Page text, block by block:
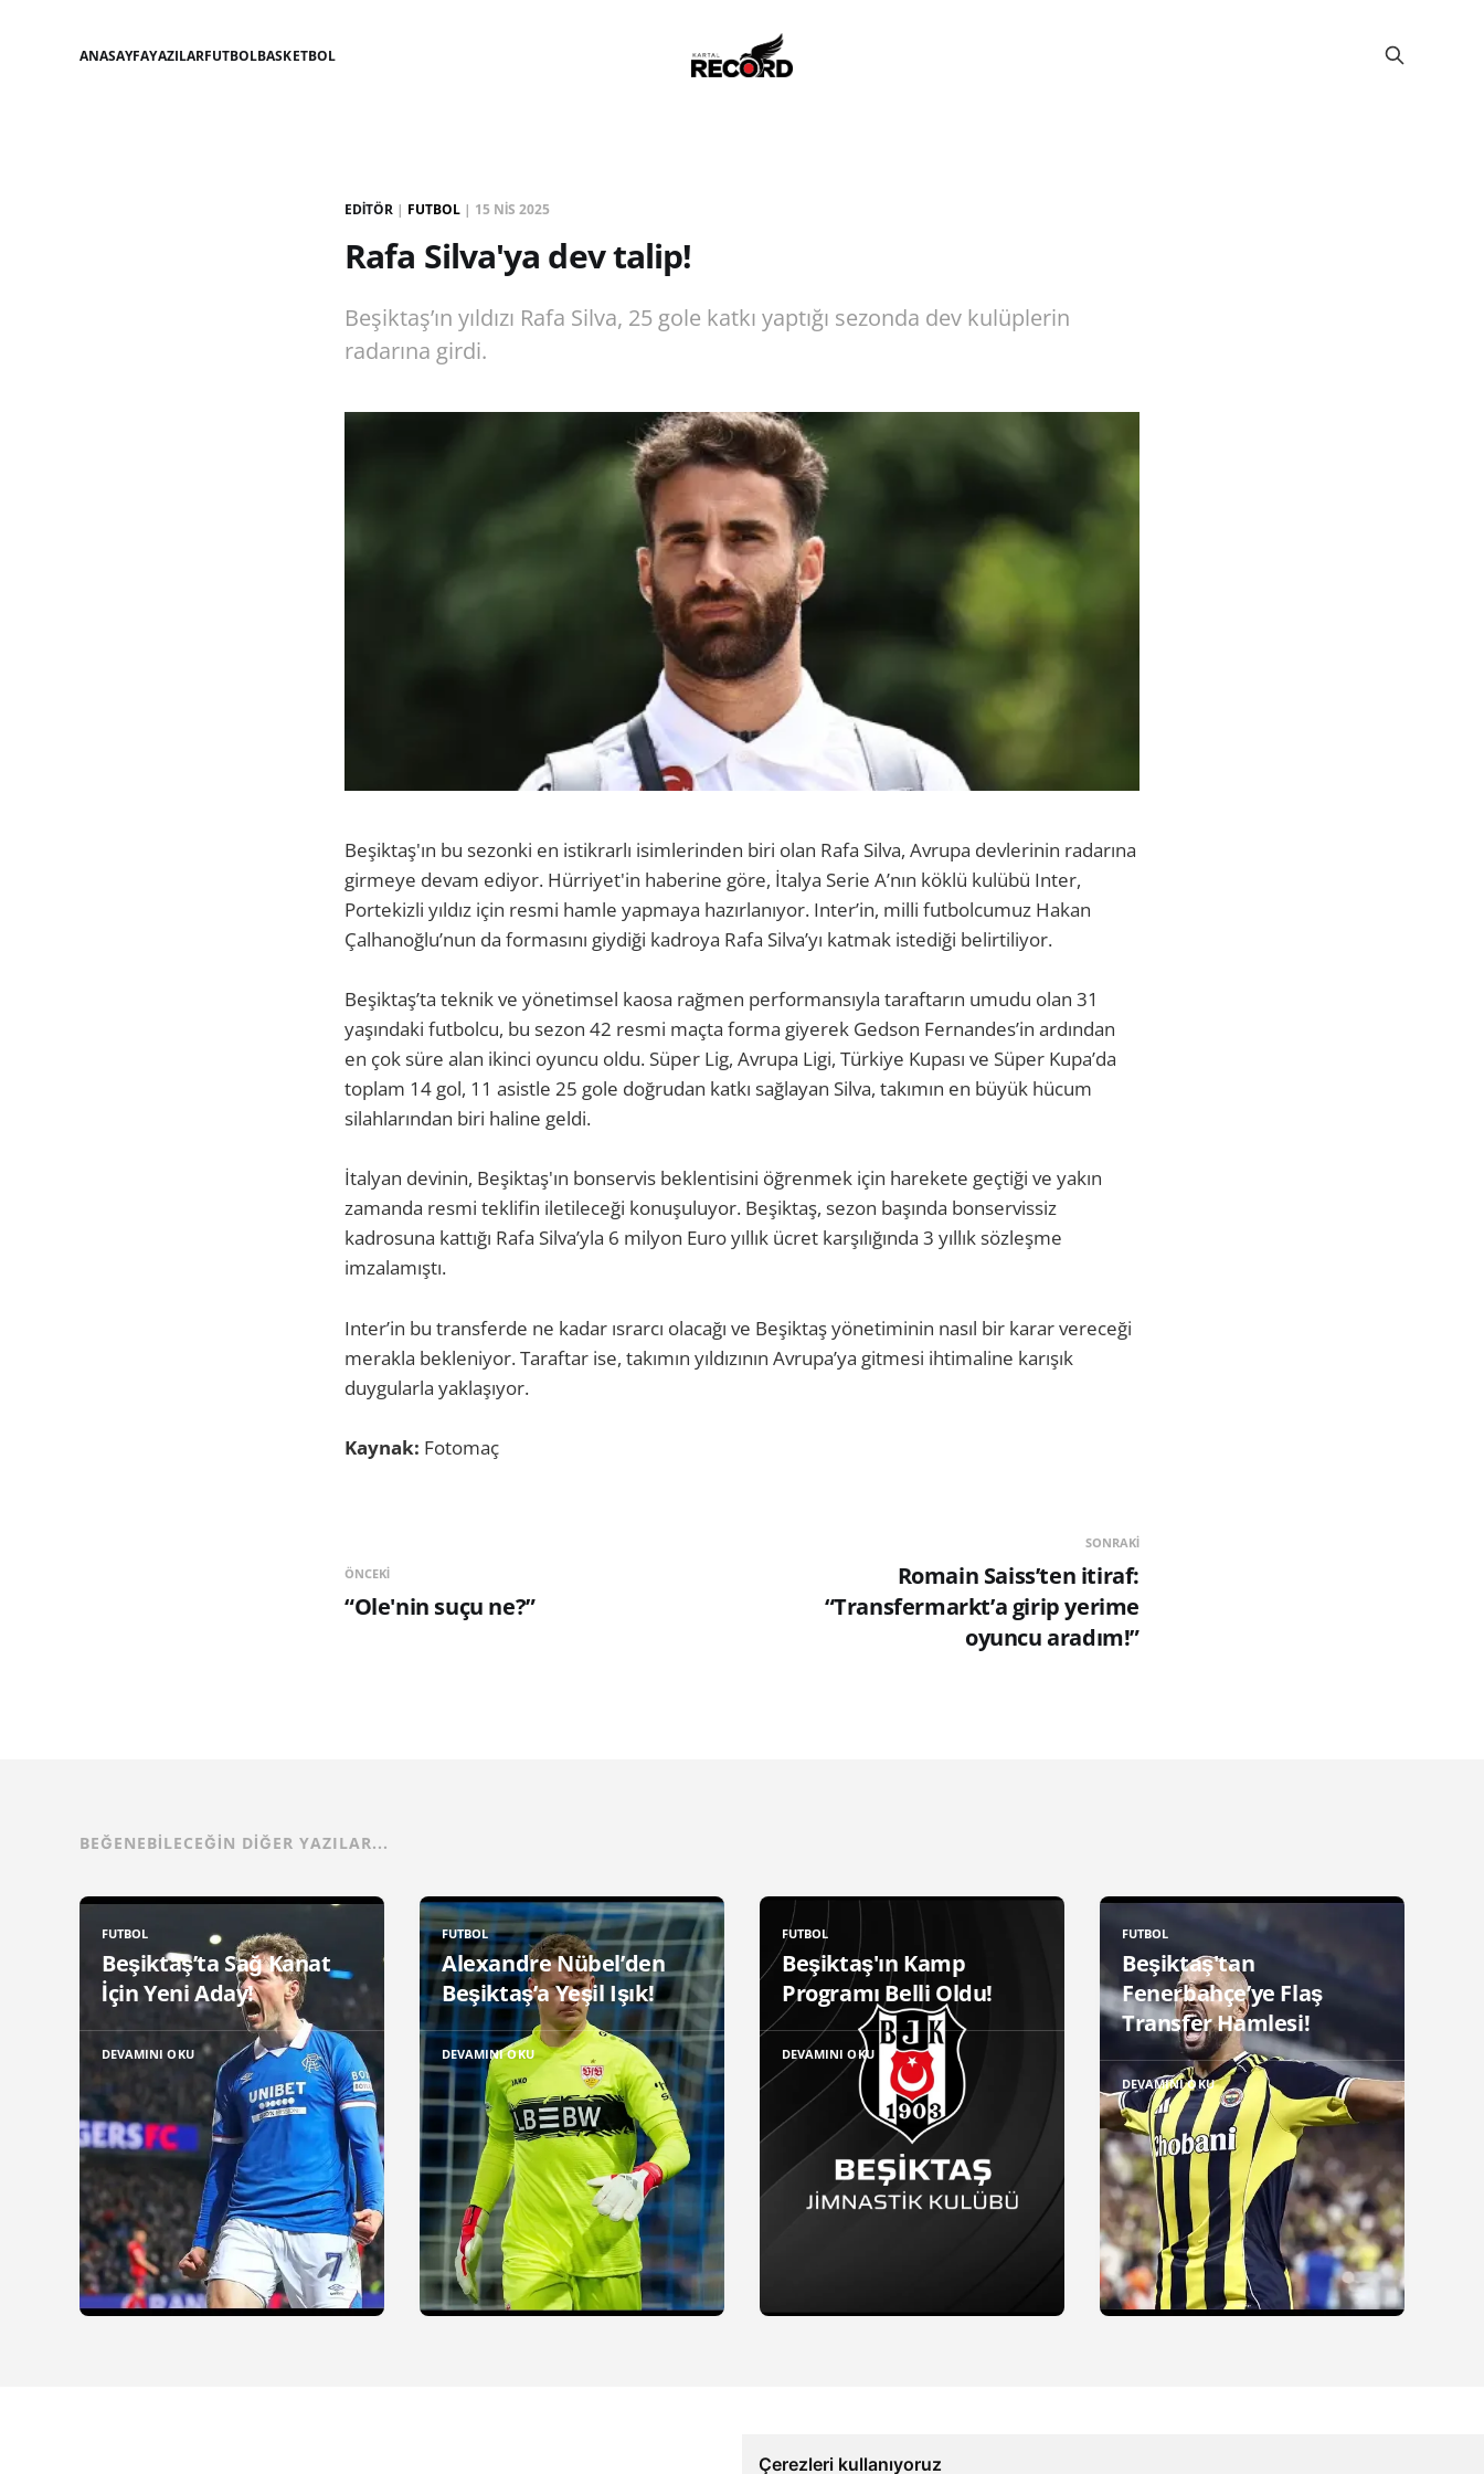
Çerezleri kullanıyoruz
ANASAYFAYAZILARFUTBOLBASKETBOL
EDITÖR | FUTBOL | 15 NIS 2025
Rafa Silva'ya dev talip!
Beşiktaş’ın yıldızı Rafa Silva, 25 gole katkı yaptığı sezonda dev kulüplerin
radarına girdi.
Beşiktaş'ın bu sezonki en istikrarlı isimlerinden biri olan Rafa Silva, Avrupa devlerinin radarına
girmeye devam ediyor. Hürriyet'in haberine göre, İtalya Serie A’nın köklü kulübü Inter,
Portekizli yıldız için resmi hamle yapmaya hazırlanıyor. Inter’in, milli futbolcumuz Hakan
Çalhanoğlu’nun da formasını giydiği kadroya Rafa Silva’yı katmak istediği belirtiliyor.
Beşiktaş’ta teknik ve yönetimsel kaosa rağmen performansıyla taraftarın umudu olan 31
yaşındaki futbolcu, bu sezon 42 resmi maçta forma giyerek Gedson Fernandes’in ardından
en çok süre alan ikinci oyuncu oldu. Süper Lig, Avrupa Ligi, Türkiye Kupası ve Süper Kupa’da
toplam 14 gol, 11 asistle 25 gole doğrudan katkı sağlayan Silva, takımın en büyük hücum
silahlarından biri haline geldi.
İtalyan devinin, Beşiktaş'ın bonservis beklentisini öğrenmek için harekete geçtiği ve yakın
zamanda resmi teklifin iletileceği konuşuluyor. Beşiktaş, sezon başında bonservissiz
kadrosuna kattığı Rafa Silva’yla 6 milyon Euro yıllık ücret karşılığında 3 yıllık sözleşme
imzalamıştı.
Inter’in bu transferde ne kadar ısrarcı olacağı ve Beşiktaş yönetiminin nasıl bir karar vereceği
merakla bekleniyor. Taraftar ise, takımın yıldızının Avrupa’ya gitmesi ihtimaline karışık
duygularla yaklaşıyor.
Kaynak: Fotomaç
ÖNCEKI
“Ole'nin suçu ne?”
SONRAKI
Romain Saiss’ten itiraf:
“Transfermarkt’a girip yerime
oyuncu aradım!”
BEĞENEBILECEĞIN DIĞER YAZILAR...
FUTBOL
Beşiktaş’ta Sağ Kanat
İçin Yeni Aday!
DEVAMINI OKU
FUTBOL
Alexandre Nübel’den
Beşiktaş’a Yeşil Işık!
DEVAMINI OKU
FUTBOL
Beşiktaş'ın Kamp
Programı Belli Oldu!
DEVAMINI OKU
FUTBOL
Beşiktaş'tan
Fenerbahçe’ye Flaş
Transfer Hamlesi!
DEVAMINI OKU